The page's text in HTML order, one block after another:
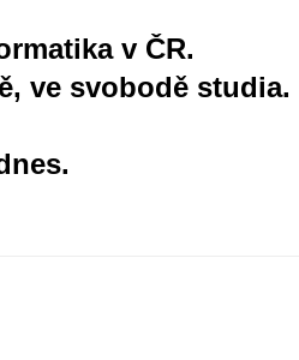
v ČR.
ve svobodě studia.